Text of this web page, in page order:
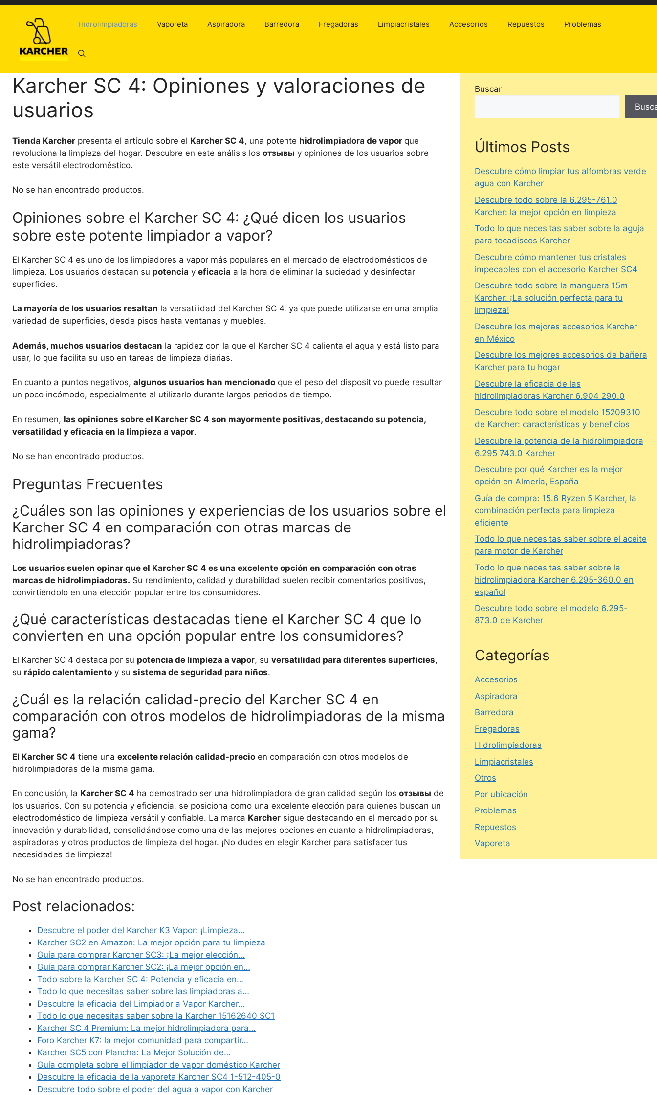
Saltar
contenido
Hidrolimpiadoras Vaporeta Aspiradora Barredora Fregadoras Limpiacristales Accesorios Repuestos Problemas
Karcher SC 4: Opiniones y valoraciones de
usuarios
Tienda Karcher presenta el artículo sobre el Karcher SC 4, una potente hidrolimpiadora de vapor que
revoluciona la limpieza del hogar. Descubre en este análisis los отзывы y opiniones de los usuarios sobre
este versátil electrodoméstico.
No se han encontrado productos.
Opiniones sobre el Karcher SC 4: ¿Qué dicen los usuarios
sobre este potente limpiador a vapor?
El Karcher SC 4 es uno de los limpiadores a vapor más populares en el mercado de electrodomésticos de
limpieza. Los usuarios destacan su potencia y eficacia a la hora de eliminar la suciedad y desinfectar
superficies.
La mayoría de los usuarios resaltan la versatilidad del Karcher SC 4, ya que puede utilizarse en una amplia
variedad de superficies, desde pisos hasta ventanas y muebles.
Además, muchos usuarios destacan la rapidez con la que el Karcher SC 4 calienta el agua y está listo para
usar, lo que facilita su uso en tareas de limpieza diarias.
En cuanto a puntos negativos, algunos usuarios han mencionado que el peso del dispositivo puede resultar
un poco incómodo, especialmente al utilizarlo durante largos periodos de tiempo.
En resumen, las opiniones sobre el Karcher SC 4 son mayormente positivas, destacando su potencia,
versatilidad y eficacia en la limpieza a vapor.
No se han encontrado productos.
Preguntas Frecuentes
¿Cuáles son las opiniones y experiencias de los usuarios sobre el
Karcher SC 4 en comparación con otras marcas de
hidrolimpiadoras?
Los usuarios suelen opinar que el Karcher SC 4 es una excelente opción en comparación con otras
marcas de hidrolimpiadoras. Su rendimiento, calidad y durabilidad suelen recibir comentarios positivos,
convirtiéndolo en una elección popular entre los consumidores.
¿Qué características destacadas tiene el Karcher SC 4 que lo
convierten en una opción popular entre los consumidores?
El Karcher SC 4 destaca por su potencia de limpieza a vapor, su versatilidad para diferentes superficies,
su rápido calentamiento y su sistema de seguridad para niños.
¿Cuál es la relación calidad-precio del Karcher SC 4 en
comparación con otros modelos de hidrolimpiadoras de la misma
gama?
El Karcher SC 4 tiene una excelente relación calidad-precio en comparación con otros modelos de
hidrolimpiadoras de la misma gama.
En conclusión, la Karcher SC 4 ha demostrado ser una hidrolimpiadora de gran calidad según los отзывы de
los usuarios. Con su potencia y eficiencia, se posiciona como una excelente elección para quienes buscan un
electrodoméstico de limpieza versátil y confiable. La marca Karcher sigue destacando en el mercado por su
innovación y durabilidad, consolidándose como una de las mejores opciones en cuanto a hidrolimpiadoras,
aspiradoras y otros productos de limpieza del hogar. ¡No dudes en elegir Karcher para satisfacer tus
necesidades de limpieza!
No se han encontrado productos.
Post relacionados:
Descubre el poder del Karcher K3 Vapor: ¡Limpieza…
Karcher SC2 en Amazon: La mejor opción para tu limpieza
Guía para comprar Karcher SC3: ¡La mejor elección…
Guía para comprar Karcher SC2: ¡La mejor opción en…
Todo sobre la Karcher SC 4: Potencia y eficacia en…
Todo lo que necesitas saber sobre las limpiadoras a…
Descubre la eficacia del Limpiador a Vapor Karcher…
Todo lo que necesitas saber sobre la Karcher 15162640 SC1
Karcher SC 4 Premium: La mejor hidrolimpiadora para…
Foro Karcher K7: la mejor comunidad para compartir…
Karcher SC5 con Plancha: La Mejor Solución de…
Guía completa sobre el limpiador de vapor doméstico Karcher
Descubre la eficacia de la vaporeta Karcher SC4 1-512-405-0
Descubre todo sobre el poder del agua a vapor con Karcher
Buscar
Últimos Posts
Descubre cómo limpiar tus alfombras verde
agua con Karcher
Descubre todo sobre la 6.295-761.0
Karcher: la mejor opción en limpieza
Todo lo que necesitas saber sobre la aguja
para tocadiscos Karcher
Descubre cómo mantener tus cristales
impecables con el accesorio Karcher SC4
Descubre todo sobre la manguera 15m
Karcher: ¡La solución perfecta para tu
limpieza!
Descubre los mejores accesorios Karcher
en México
Descubre los mejores accesorios de bañera
Karcher para tu hogar
Descubre la eficacia de las
hidrolimpiadoras Karcher 6.904 290.0
Descubre todo sobre el modelo 15209310
de Karcher: características y beneficios
Descubre la potencia de la hidrolimpiadora
6.295 743.0 Karcher
Descubre por qué Karcher es la mejor
opción en Almería, España
Guía de compra: 15.6 Ryzen 5 Karcher, la
combinación perfecta para limpieza
eficiente
Todo lo que necesitas saber sobre el aceite
para motor de Karcher
Todo lo que necesitas saber sobre la
hidrolimpiadora Karcher 6.295-360.0 en
español
Descubre todo sobre el modelo 6.295-
873.0 de Karcher
Categorías
Accesorios
Aspiradora
Barredora
Fregadoras
Hidrolimpiadoras
Limpiacristales
Otros
Por ubicación
Problemas
Repuestos
Vaporeta